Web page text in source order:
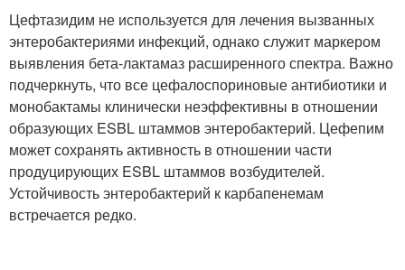
Цефтазидим не используется для лечения вызванных
энтеробактериями инфекций, однако служит маркером
выявления бета-лактамаз расширенного спектра. Важно
подчеркнуть, что все цефалоспориновые антибиотики и
монобактамы клинически неэффективны в отношении
образующих ESBL штаммов энтеробактерий. Цефепим
может сохранять активность в отношении части
продуцирующих ESBL штаммов возбудителей.
Устойчивость энтеробактерий к карбапенемам
встречается редко.